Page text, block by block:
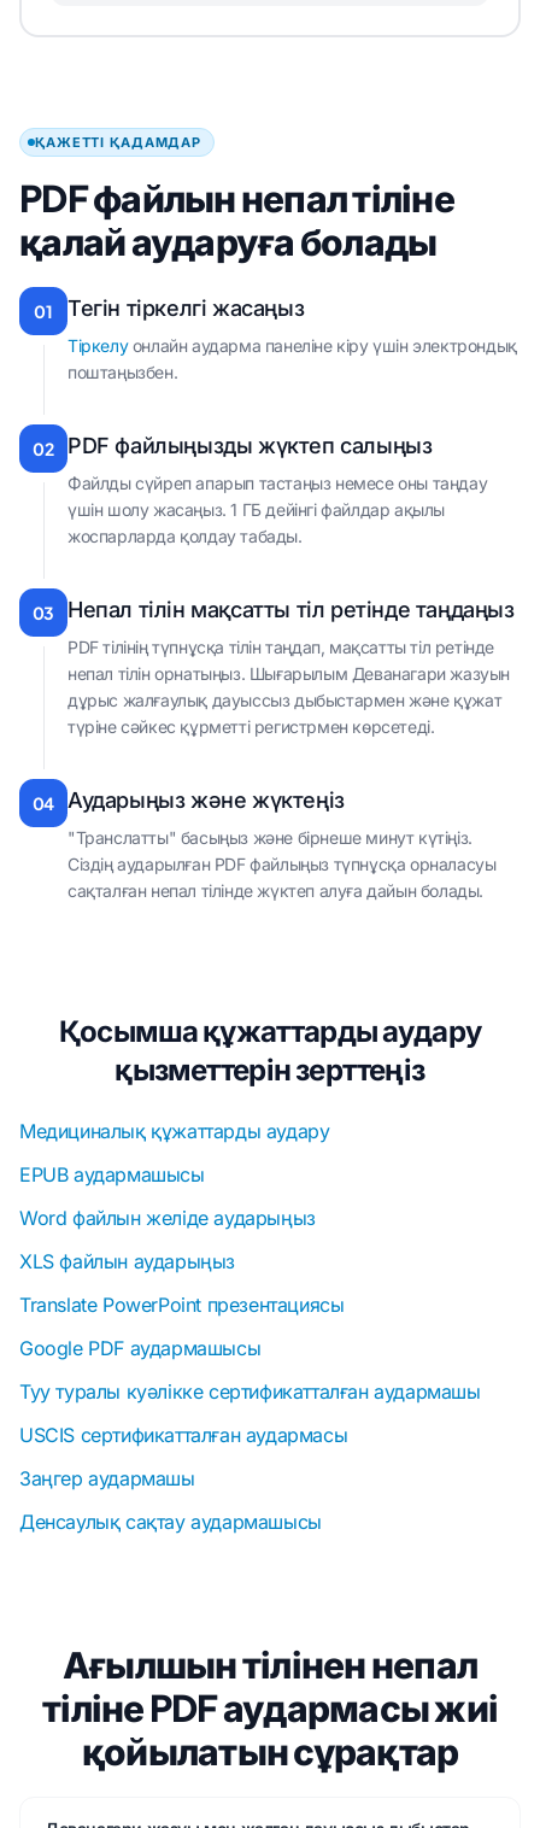
ҚАЖЕТТІ ҚАДАМДАР
PDF файлын непал тіліне
қалай аударуға болады
01 Тегін тіркелгі жасаңыз
Тіркелуонлайн аударма панеліне кіру үшін электрондық
поштаңызбен.
02 PDF файлыңызды жүктеп салыңыз
Файлды сүйреп апарып тастаңыз немесе оны таңдау
үшін шолу жасаңыз. 1 ГБ дейінгі файлдар ақылы
жоспарларда қолдау табады.
03 Непал тілін мақсатты тіл ретінде таңдаңыз
PDF тілінің түпнұсқа тілін таңдап, мақсатты тіл ретінде
непал тілін орнатыңыз. Шығарылым Деванагари жазуын
дұрыс жалғаулық дауыссыз дыбыстармен және құжат
түріне сәйкес құрметті регистрмен көрсетеді.
04 Аударыңыз және жүктеңіз
"Транслатты" басыңыз және бірнеше минут күтіңіз.
Сіздің аударылған PDF файлыңыз түпнұсқа орналасуы
сақталған непал тілінде жүктеп алуға дайын болады.
Қосымша құжаттарды аудару
қызметтерін зерттеңіз
Медициналық құжаттарды аудару
EPUB аудармашысы
Word файлын желіде аударыңыз
XLS файлын аударыңыз
Translate PowerPoint презентациясы
Google PDF аудармашысы
Туу туралы куәлікке сертификатталған аудармашы
USCIS сертификатталған аудармасы
Заңгер аудармашы
Денсаулық сақтау аудармашысы
Ағылшын тілінен непал
тіліне PDF аудармасы жиі
қойылатын сұрақтар